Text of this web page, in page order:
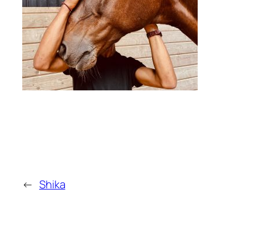
← Shika